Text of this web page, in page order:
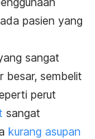
pasien yang
sangat
besar, sembelit
perut
sangat
kurang asupan